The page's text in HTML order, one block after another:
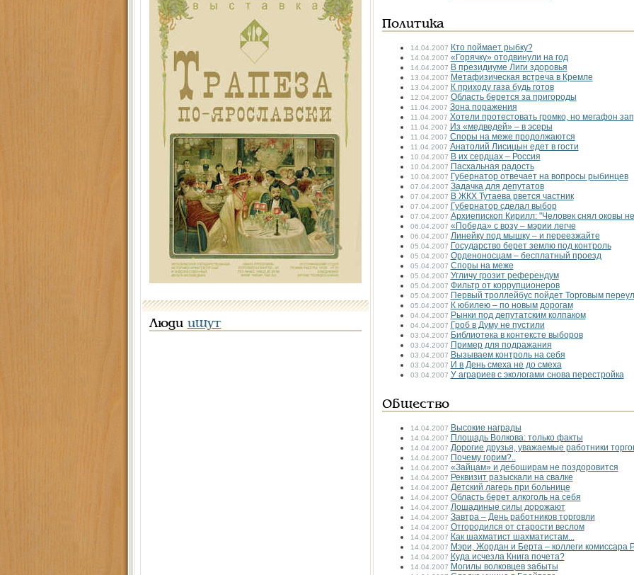
Люди ищут
Политика
14.04.2007 Кто поймает рыбку?
14.04.2007 «Горячку» отодвинули на год
14.04.2007 В президиуме Лиги здоровья
13.04.2007 Метафизическая встреча в Кремле
13.04.2007 К приходу газа будь готов
12.04.2007 Область берется за пригороды
11.04.2007 Зона поражения
11.04.2007 Хотели протестовать громко, но мегафон
11.04.2007 Из «медведей» – в эсеры
11.04.2007 Споры на меже продолжаются
11.04.2007 Анатолий Лисицын едет в гости
10.04.2007 В их сердцах – Россия
10.04.2007 Пасхальная радость
10.04.2007 Губернатор отвечает на вопросы рыбинцев
07.04.2007 Задачка для депутатов
07.04.2007 В ЖКХ Тутаева рвется частник
07.04.2007 Губернатор сделал выбор
07.04.2007 Архиепископ Кирилл: "Человек снял оковы
06.04.2007 «Победа» с возу – мэрии легче
06.04.2007 Линейку под мышку – и переезжайте
05.04.2007 Государство берет землю под контроль
05.04.2007 Орденоносцам – бесплатный проезд
05.04.2007 Споры на меже
05.04.2007 Угличу грозит референдум
05.04.2007 Фильтр от коррупционеров
05.04.2007 Первый троллейбус пойдет Торговым
05.04.2007 К юбилею – по новым дорогам
04.04.2007 Рынки под депутатским колпаком
04.04.2007 Гроб в Думу не пустили
03.04.2007 Библиотека в контексте выборов
03.04.2007 Пример для подражания
03.04.2007 Вызываем контроль на себя
03.04.2007 И в День смеха не до смеха
03.04.2007 У аграриев с экологами снова перестройка
Общество
14.04.2007 Высокие награды
14.04.2007 Площадь Волкова: только факты
14.04.2007 Дорогие друзья, уважаемые работники
14.04.2007 Почему горим?..
14.04.2007 «Зайцам» и дебоширам не поздоровится
14.04.2007 Реквизит разыскали на свалке
14.04.2007 Детский лагерь при больнице
14.04.2007 Область берет алкоголь на себя
14.04.2007 Лошадиные силы дорожают
14.04.2007 Завтра – День работников торговли
14.04.2007 Отгородился от старости веслом
14.04.2007 Как шахматист шахматистам...
14.04.2007 Мэри, Жордан и Берта – коллеги комиссара
14.04.2007 Куда исчезла Книга почета?
14.04.2007 Могилы волковцев забыты